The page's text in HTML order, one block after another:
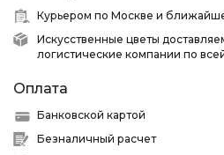
Курьером по Москве и
Искусственные цветы
логистические компании по
Оплата
Банковской картой
Безналичный расчет